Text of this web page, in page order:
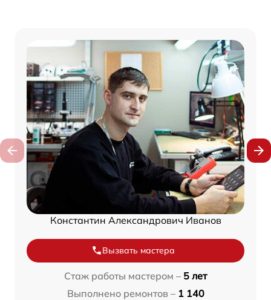
Константин Александрович Иванов
Вызвать мастера
Стаж работы мастером – 5 лет
Выполнено ремонтов – 1 140